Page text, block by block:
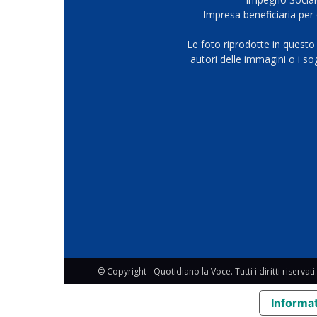
Impresa beneficiaria
Le foto riprodotte in
autori delle immagini o i
© Copyright - Quotidiano la Voce. Tutti i diritti riservati.